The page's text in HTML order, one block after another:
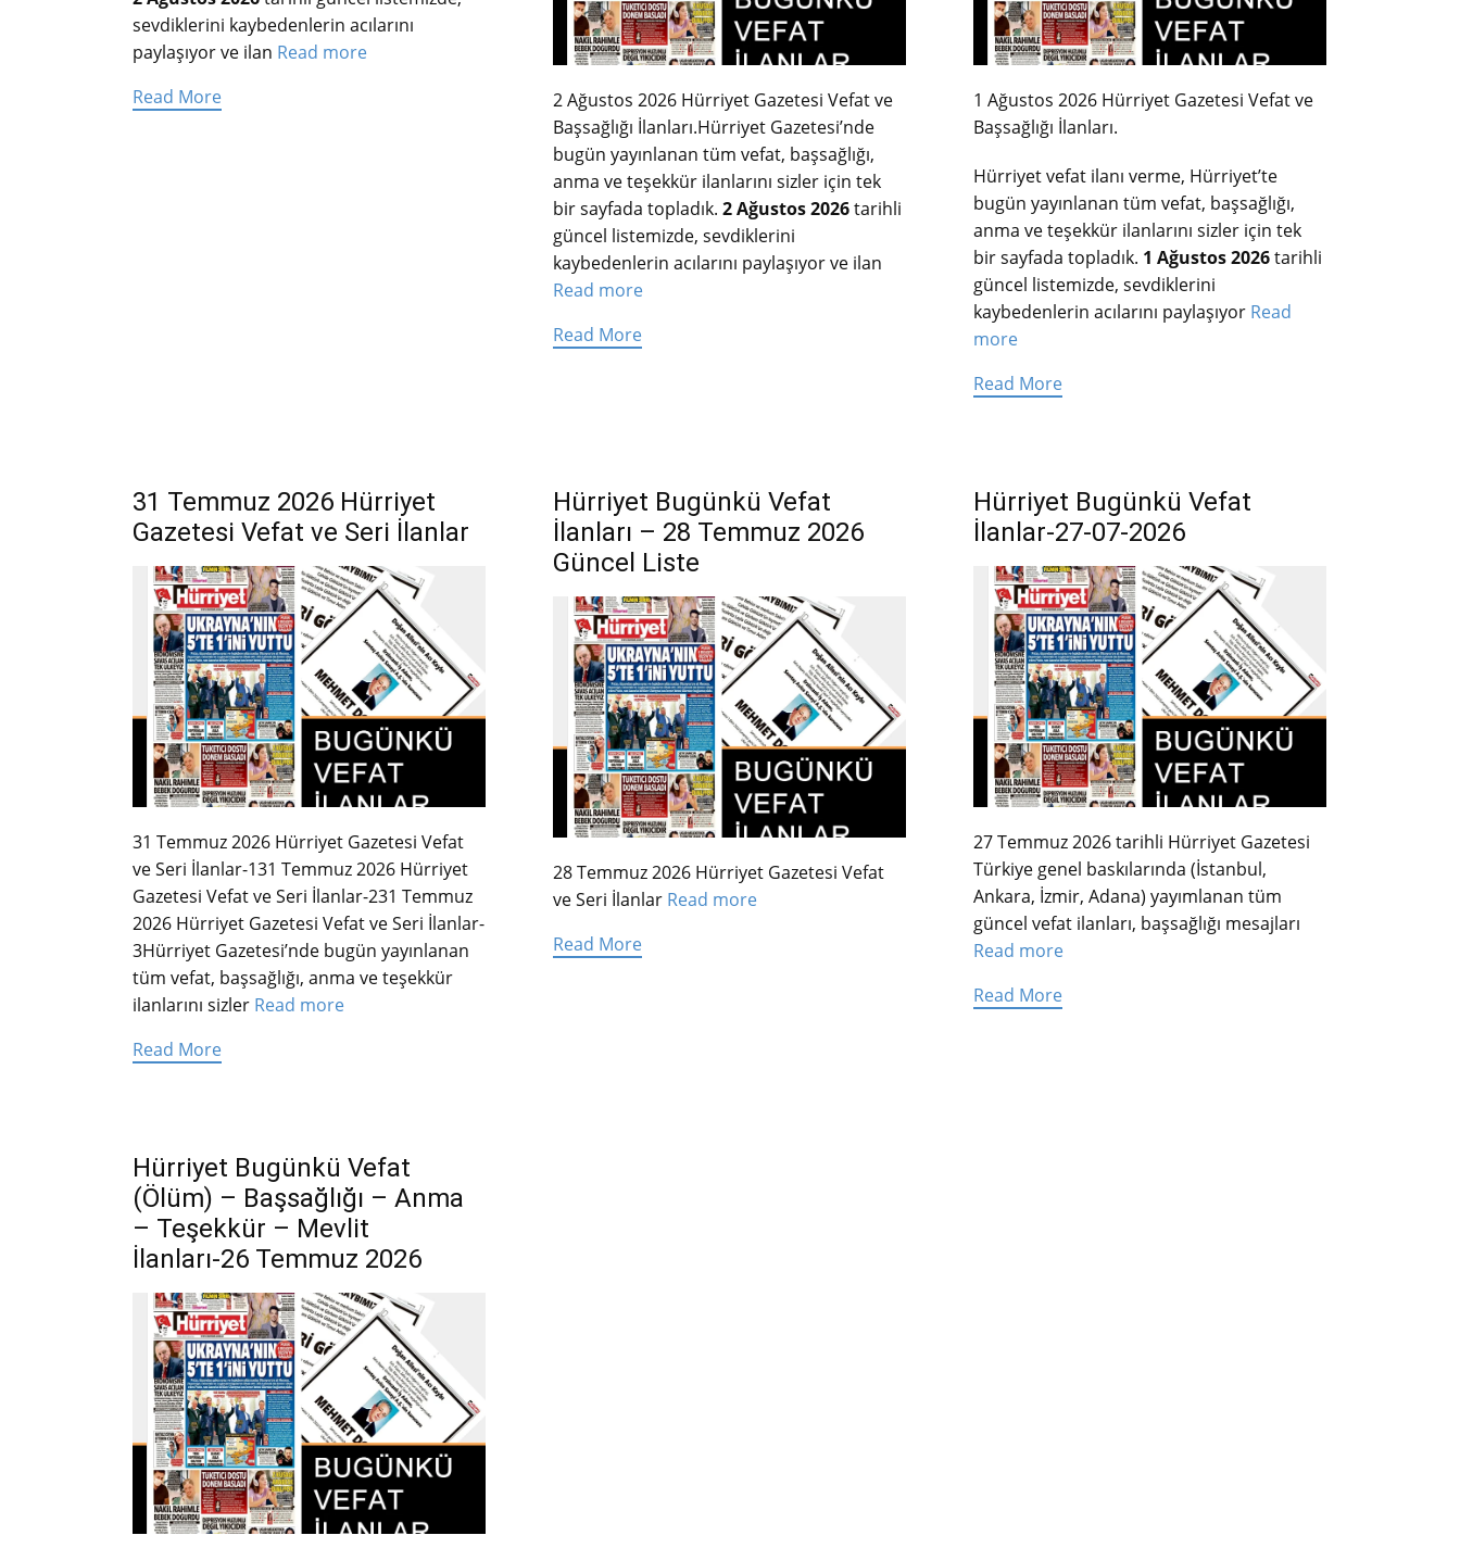
sevdiklerini kaybedenlerin acılarını
paylaşıyor ve ilan Read more
Read More
2 Ağustos 2026 Hürriyet Gazetesi Vefat ve
Başsağlığı İlanları.Hürriyet Gazetesi’nde
bugün yayınlanan tüm vefat, başsağlığı,
anma ve teşekkür ilanlarını sizler için tek
bir sayfada topladık. 2 Ağustos 2026tarihli
güncel listemizde, sevdiklerini
kaybedenlerin acılarını paylaşıyor ve ilan
Read more
Read More
1 Ağustos 2026 Hürriyet Gazetesi Vefat ve
Başsağlığı İlanları.
Hürriyet vefat ilanı verme, Hürriyet’te
bugün yayınlanan tüm vefat, başsağlığı,
anma ve teşekkür ilanlarını sizler için tek
bir sayfada topladık. 1 Ağustos 2026tarihli
güncel listemizde, sevdiklerini
kaybedenlerin acılarını paylaşıyor Read
more
Read More
31 Temmuz 2026 Hürriyet
Gazetesi Vefat ve Seri İlanlar
31 Temmuz 2026 Hürriyet Gazetesi Vefat
ve Seri İlanlar-131 Temmuz 2026 Hürriyet
Gazetesi Vefat ve Seri İlanlar-231 Temmuz
2026 Hürriyet Gazetesi Vefat ve Seri İlanlar-
3Hürriyet Gazetesi’nde bugün yayınlanan
tüm vefat, başsağlığı, anma ve teşekkür
ilanlarını sizler Read more
Read More
Hürriyet Bugünkü Vefat
İlanları – 28 Temmuz 2026
Güncel Liste
28 Temmuz 2026 Hürriyet Gazetesi Vefat
ve Seri İlanlar Read more
Read More
Hürriyet Bugünkü Vefat
İlanlar-27-07-2026
27 Temmuz 2026 tarihli Hürriyet Gazetesi
Türkiye genel baskılarında (İstanbul,
Ankara, İzmir, Adana) yayımlanan tüm
güncel vefat ilanları, başsağlığı mesajları
Read more
Read More
Hürriyet Bugünkü Vefat
(Ölüm) – Başsağlığı – Anma
– Teşekkür – Mevlit
İlanları-26 Temmuz 2026